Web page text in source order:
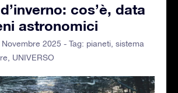
cos’è, data
astronomici
2025 - Tag: pianeti sistema
UNIVERSO